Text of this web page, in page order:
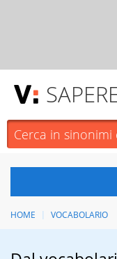
HOME VOCABOLARIO